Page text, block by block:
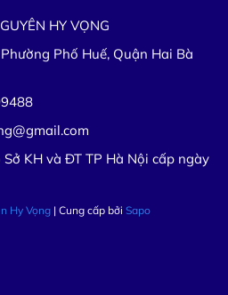
HY VỌNG
Phố Huế, Quận Hai Bà
KH và ĐT TP Hà Nội cấp ngày
Hy Vọng | Cung cấp bởi Sapo